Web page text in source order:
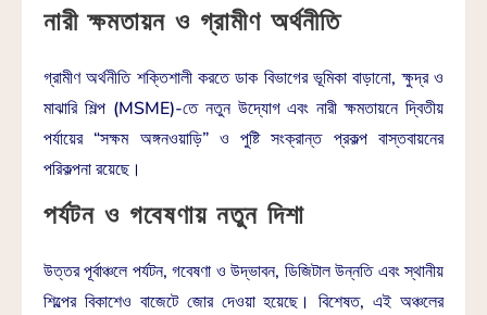
নারী ক্ষমতায়ন ও গ্রামীণ অর্থনীতি
গ্রামীণ অর্থনীতি শক্তিশালী করতে ডাক বিভাগের ভূমিকা বাড়ানো, ক্ষুদ্র ও
মাঝারি শিল্প (MSME)-তে নতুন উদ্যোগ এবং নারী ক্ষমতায়নে দ্বিতীয়
পর্যায়ের “সক্ষম অঙ্গনওয়াড়ি” ও পুষ্টি সংক্রান্ত প্রকল্প বাস্তবায়নের
পরিকল্পনা রয়েছে।
পর্যটন ও গবেষণায় নতুন দিশা
উত্তর পূর্বাঞ্চলে পর্যটন, গবেষণা ও উদ্ভাবন, ডিজিটাল উন্নতি এবং স্থানীয়
শিল্পের বিকাশেও বাজেটে জোর দেওয়া হয়েছে। বিশেষত, এই অঞ্চলের